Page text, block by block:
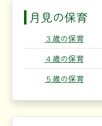
月見の保育
３歳の保育
４歳の保育
５歳の保育